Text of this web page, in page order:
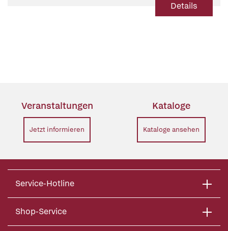
Details
Veranstaltungen
Jetzt informieren
Kataloge
Kataloge ansehen
Service-Hotline
Shop-Service